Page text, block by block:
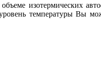
изотермических
температуры Вы